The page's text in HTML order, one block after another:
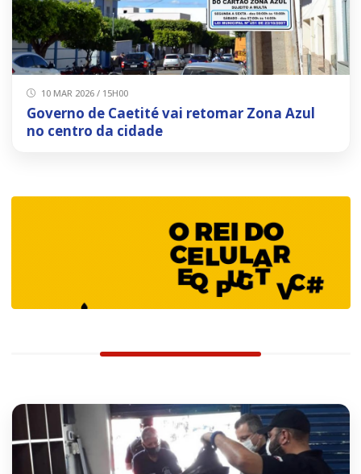
10 MAR 2026 / 15H00
Governo de Caetité vai retomar Zona Azul
no centro da cidade